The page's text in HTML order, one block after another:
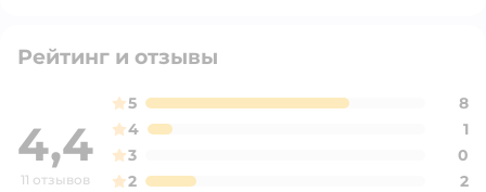
Рейтинг и отзывы
4,4
11 отзывов
5
8
4
1
3
0
2
2